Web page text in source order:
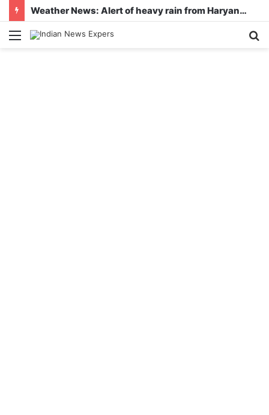
Weather News: Alert of heavy rain from Haryana-Gujarat to Odisha, monsoon is active in many states
Menu